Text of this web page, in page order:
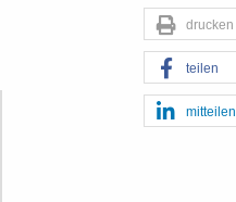
drucken
teilen
mitteilen